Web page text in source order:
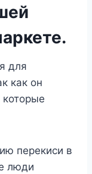
для
как он
которые
перекиси в
люди